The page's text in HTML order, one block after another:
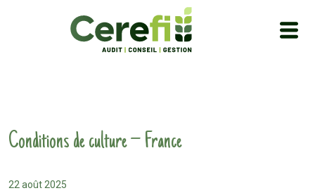
Conditions de culture – France
22 août 2025